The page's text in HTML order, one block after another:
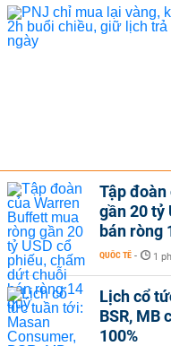
Tập
gần 20 tỷ
bán ròng
QUỐC TẾ - 1
Lịch cổ
BSR, MB
100%